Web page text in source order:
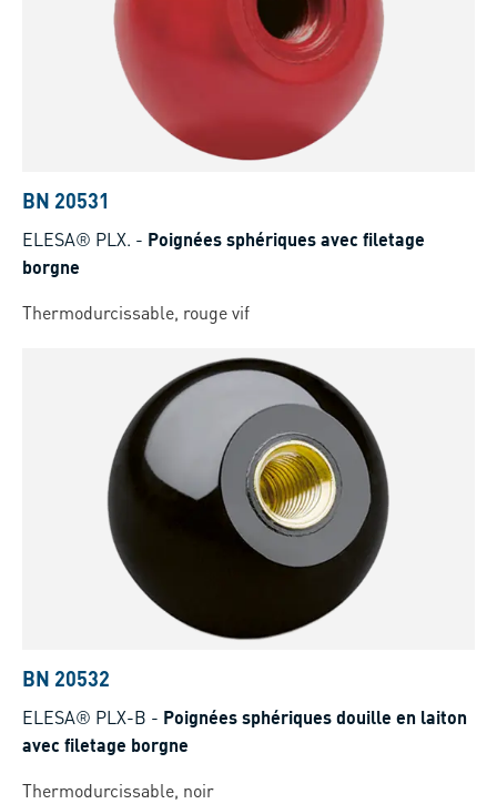
BN 20531
ELESA® PLX. - Poignées sphériques avec filetage
borgne
Thermodurcissable, rouge vif
BN 20532
ELESA® PLX-B - Poignées sphériques douille en laiton
avec filetage borgne
Thermodurcissable, noir